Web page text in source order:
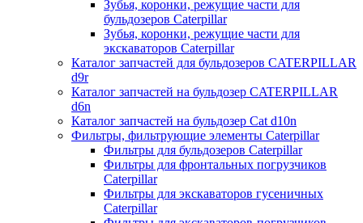
Зубья, коронки, режущие части для
бульдозеров Caterpillar
Зубья, коронки, режущие части для
экскаваторов Caterpillar
Каталог запчастей для бульдозеров CATERPILLAR
d9r
Каталог запчастей на бульдозер CATERPILLAR
d6n
Каталог запчастей на бульдозер Сat d10n
Фильтры, фильтрующие элементы Caterpillar
Фильтры для бульдозеров Caterpillar
Фильтры для фронтальных погрузчиков
Caterpillar
Фильтры для экскаваторов гусеничных
Caterpillar